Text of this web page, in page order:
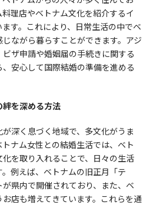
理店やベトナム文化を紹介するイ
す。これにより、日常生活の中でベ
ながら暮らすことができます。アジ
ザ申請や婚姻届の手続きに関する
安心して国際結婚の準備を進める
絆を深める方法
深く息づく地域で、多文化がうま
ナム女性との結婚生活では、ベト
を取り入れることで、日々の生活
例えば、ベトナムの旧正月「テ
が県内で開催されており、また、ベ
店も増えてきています。これらを通